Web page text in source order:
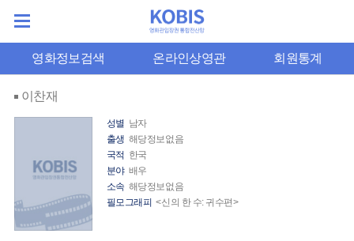
영화정보검색 온라인상영관 회원통계
이찬재
성별 남자
출생 해당정보없음
국적 한국
분야 배우
소속 해당정보없음
필모그래피 <신의 한 수: 귀수편>